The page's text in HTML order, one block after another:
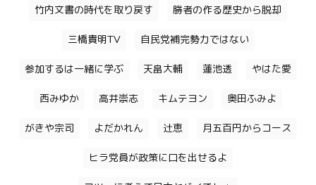
竹内文書の時代を取り戻す 勝者の作る歴史から脱却
三橋貴明TV 自民党補完勢力ではない
参加するは一緒に学ぶ 天畠大輔 蓮池透 やはた愛
西みゆか 高井崇志 キムテヨン 奥田ふみよ
がきや宗司 よだかれん 辻恵 月五百円からコース
ヒラ党員が政策に口を出せるよ